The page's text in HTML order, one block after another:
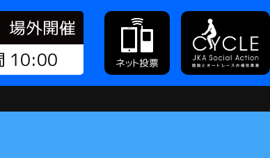
場外開催
10:00
ネット投票